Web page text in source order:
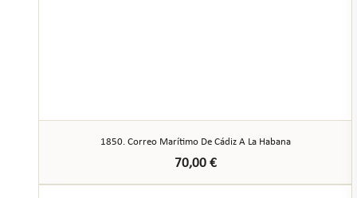
1850. Correo Marítimo De Cádiz A La Habana
70,00 €